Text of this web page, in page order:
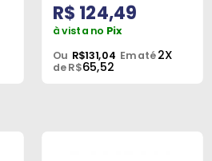
R$ 124,49
à vista no Pix
Ou R$131,04 Em até2X
de R$65,52